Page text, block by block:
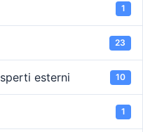
1
23
esterni 10
1